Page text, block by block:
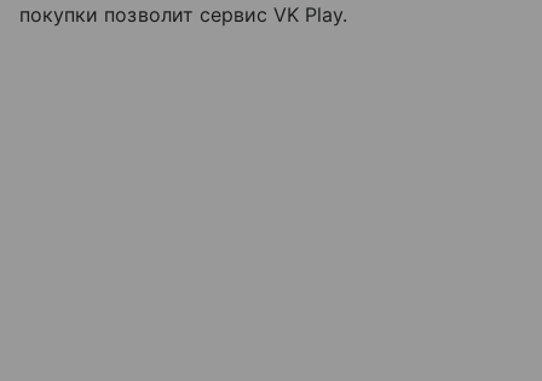
покупки позволит сервис VK Play.